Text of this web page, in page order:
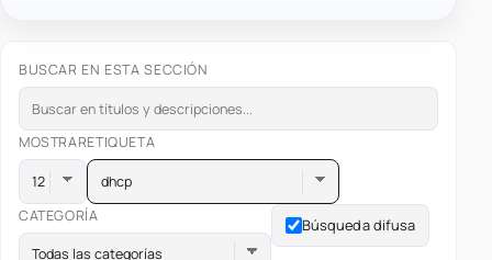
BUSCAR EN ESTA SECCIÓN
MOSTRARETIQUETA
dhcp
CATEGORÍA
Todas las categorías
Búsqueda difusa